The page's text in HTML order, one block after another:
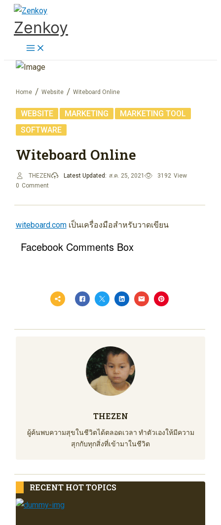
Skip
content
Zenkoy
Home Website Witeboard Online
WEBSITE MARKETING MARKETING TOOL
SOFTWARE
Witeboard Online
THEZEN Latest Updated: ส.ค. 25, 2021 3192 View
0 Comment
witeboard.comเป็นเครื่องมือสำหรับวาดเขียน
Facebook Comments Box
THEZEN
ผู้ค้นพบความสุขในชีวิตได้ตลอดเวลา ทำตัวเองให้มีความ
สุกกับทุกสิ่งที่เข้ามาในชีวิต
RECENT HOT TOPICS